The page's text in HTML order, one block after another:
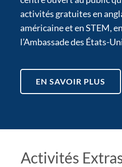
activités gratuites en
américaine et en STEM,
l’Ambassade des États-
EN SAVOIR PLUS
Activités